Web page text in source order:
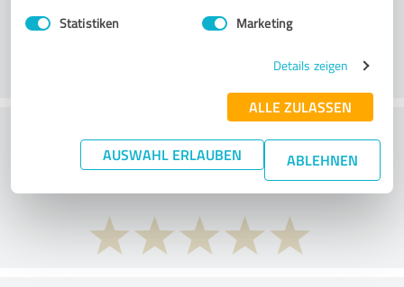
Statistiken Marketing
Details zeigen
ALLE ZULASSEN
AUSWAHL ERLAUBEN ABLEHNEN
What do you think of the price to
performance ratio?